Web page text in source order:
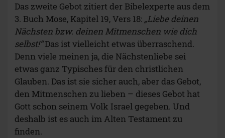
Das zweite Gebot zitiert der Bibelexperte aus dem
3. Buch Mose, Kapitel 19, Vers 18: „Liebe deinen
Nächsten bzw. deinen Mitmenschen wie dich
selbst!“Das ist vielleicht etwas überraschend.
Denn viele meinen ja, die Nächstenliebe sei
etwas ganz Typisches für den christlichen
Glauben. Das ist sie sicher auch, aber das Gebot,
den Mitmenschen zu lieben – dieses Gebot hat
Gott schon seinem Volk Israel gegeben. Und
deshalb ist es auch im Alten Testament zu
finden.